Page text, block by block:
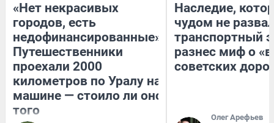
«Нет некрасивых
городов, есть
недофинансированные».
Путешественники
проехали 2000
километров по Уралу на
машине — стоило ли оно
того
Наследие,
чудом не
транспортный
разнес миф о
советских
Олег Арефьев